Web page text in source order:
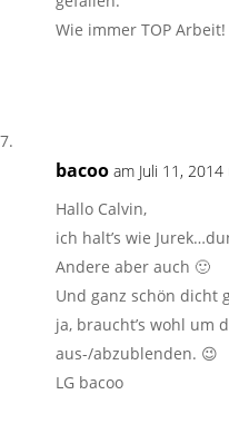
Wie immer TOP Arbeit!
bacoo am Juli 11,
Hallo Calvin,
ich halt’s wie
Andere aber auch 🙂
Und ganz schön dicht
ja, braucht’s wohl um
aus-/abzublenden. 😉
LG bacoo